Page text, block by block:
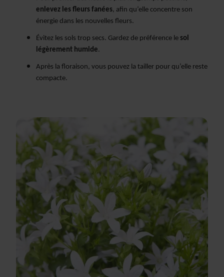
enlevez les fleurs fanées, afin qu’elle concentre son
énergie dans les nouvelles fleurs.
Évitez les sols trop secs. Gardez de préférence le sol
légèrement humide.
Après la floraison, vous pouvez la tailler pour qu’elle reste
compacte.